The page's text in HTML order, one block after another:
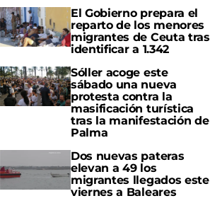
El Gobierno prepara el
reparto de los menores
migrantes de Ceuta tras
identificar a 1.342
Sóller acoge este
sábado una nueva
protesta contra la
masificación turística
tras la manifestación de
Palma
Dos nuevas pateras
elevan a 49 los
migrantes llegados este
viernes a Baleares